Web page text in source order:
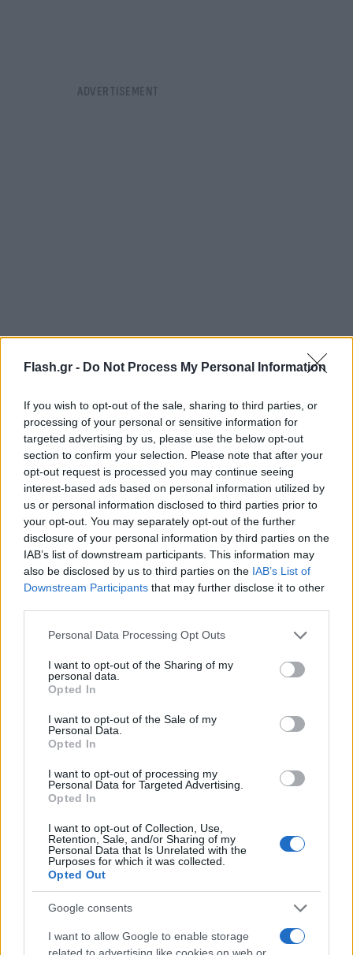
Flash.gr - Do Not Process My Personal Information
If you wish to opt-out of the sale, sharing to third parties, or
processing of your personal or sensitive information for
targeted advertising by us, please use the below opt-out
section to confirm your selection. Please note that after your
opt-out request is processed you may continue seeing
interest-based ads based on personal information utilized by
us or personal information disclosed to third parties prior to
your opt-out. You may separately opt-out of the further
disclosure of your personal information by third parties on the
IAB’s list of downstream participants. This information may
also be disclosed by us to third parties on the IAB’s List of
Downstream Participants that may further disclose it to other
Please note that this website/app uses one or more Google
not limited to your visit or usage behaviour. You may click to
grant or deny consent to Google and its third-party tags to
use your data for below specified purposes in below Google
consent section.
Personal Data Processing Opt Outs
I want to opt-out of the Sharing of my
personal data.
Opted In
I want to opt-out of the Sale of my
Personal Data.
Opted In
I want to opt-out of processing my
Personal Data for Targeted Advertising.
Opted In
I want to opt-out of Collection, Use,
Retention, Sale, and/or Sharing of my
Personal Data that Is Unrelated with the
Purposes for which it was collected.
Opted Out
Google consents
I want to allow Google to enable storage
related to advertising like cookies on web or
«Δε με απομάκρυνε ο Σημίτης - Φεύγω από το
Σχετικά με τα όσα είπε ο Νίκος Ανδρουλάκης για
την παραίτησή του, ο Χάρης Καστανίδης απάντησε:
«Πρώτον, δεν με απομάκρυνε ο Σημίτης, το 1997
παραιτήθηκα από υπουργός Μεταφορών
καταγγέλλοντας την υπαναχώρηση της τότε
κυβέρνησης από αυτό που είχε συμφωνηθεί για τη
διαφάνεια στις δημόσιες προμήθειες. Δεύτερον, το
2012 διαγράφηκαν 31 βουλευτές τη νύχτα του
Αγίου Βαρθολομαίου για το Μνημόνιο. Ενώ είχε
συμφωνηθεί ότι θα υπήρχε εσωτερική συζήτηση
στην ΚΟ του ΠΑΣΟΚ, παραβιάστηκε η συμφωνία και
υπεγράφη το Μνημόνιο την ώρα που δήλωνε ο
Τόμσεν ότι αυτό θα επιβάρυνε το χρέος».
Στη συνέχεια, μάλιστα, επανέλαβε ότι δεν φεύγει
από το ΠΑΣΟΚ, αλλά «από το κόμμα Ανδρουλάκη»,
τονίζοντας πως όταν μετά τις Ευρωεκλογές του
2024 τέθηκε θέμα ηγεσίας στη Χαριλάου Τρικούπη,
αμφισβήτησαν τον πρόεδρο, παρότι ήταν
«αποκλεισμένος από το κόμμα».
Απαντώντας σε φήμες που φέρουν τον ίδιο σε
Καστανίδης διαβεβαίωσε πως κάτι τέτοιο δεν